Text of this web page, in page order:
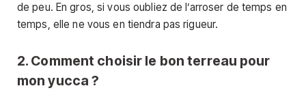
de peu. En gros, si vous oubliez de l’arroser de temps en
temps, elle ne vous en tiendra pas rigueur.
2. Comment choisir le bon terreau pour
mon yucca ?